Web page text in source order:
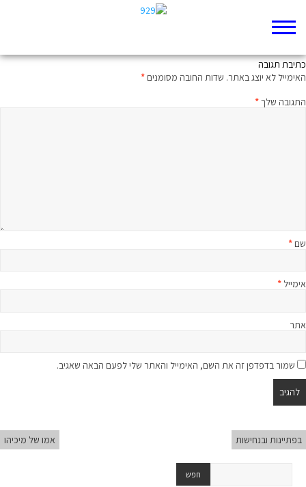
כתיבת תגובה
האימייל לא יוצג באתר. שדות החובה מסומנים*
התגובה שלך*
שם*
אימייל *
אתר
שמור בדפדפן זה את השם, האימייל והאתר שלי לפעם הבאה שאגיב.
בפתיינות ובנחישות אמו של מיכיהו